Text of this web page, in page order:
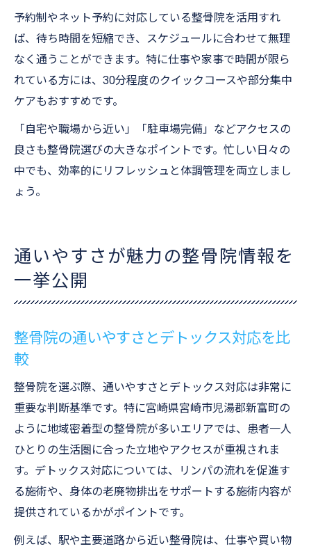
予約制やネット予約に対応している整骨院を活用すれ
ば、待ち時間を短縮でき、スケジュールに合わせて無理
なく通うことができます。特に仕事や家事で時間が限ら
れている方には、30分程度のクイックコースや部分集中
ケアもおすすめです。
「自宅や職場から近い」「駐車場完備」などアクセスの
良さも整骨院選びの大きなポイントです。忙しい日々の
中でも、効率的にリフレッシュと体調管理を両立しまし
ょう。
通いやすさが魅力の整骨院情報を
一挙公開
整骨院の通いやすさとデトックス対応を比
較
整骨院を選ぶ際、通いやすさとデトックス対応は非常に
重要な判断基準です。特に宮崎県宮崎市児湯郡新富町の
ように地域密着型の整骨院が多いエリアでは、患者一人
ひとりの生活圏に合った立地やアクセスが重視されま
す。デトックス対応については、リンパの流れを促進す
る施術や、身体の老廃物排出をサポートする施術内容が
提供されているかがポイントです。
例えば、駅や主要道路から近い整骨院は、仕事や買い物